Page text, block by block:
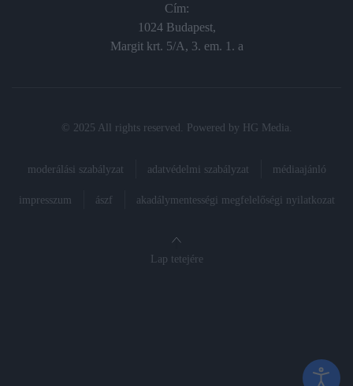
Cím:
1024 Budapest,
Margit krt. 5/A, 3. em. 1. a
© 2025 All rights reserved. Powered by HG Media
moderálási szabályzat adatvédelmi szabályzat médiaajánló
impresszum ászf akadálymentességi megfelelőségi nyilatkozat
Lap tetejére